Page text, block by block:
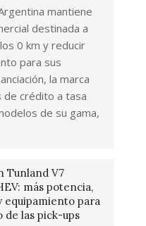
mantiene
destinada a
0 km y reducir
para sus
la marca
de crédito a tasa
de su gama,
Tunland V7
más potencia,
equipamiento para
de las pick-ups